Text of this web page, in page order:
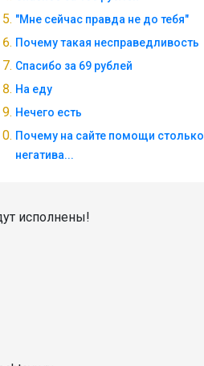
"Мне сейчас правда не до тебя"
Почему такая несправедливость
Спасибо за 69 рублей
На еду
Нечего есть
Почему на сайте помощи столько
негатива...
исполнены!